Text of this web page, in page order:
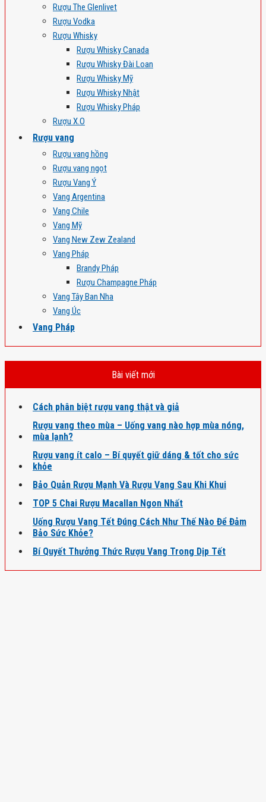
Rượu The Glenlivet
Rượu Vodka
Rượu Whisky
Rượu Whisky Canada
Rượu Whisky Đài Loan
Rượu Whisky Mỹ
Rượu Whisky Nhật
Rượu Whisky Pháp
Rượu X.O
Rượu vang
Rượu vang hồng
Rượu vang ngọt
Rượu Vang Ý
Vang Argentina
Vang Chile
Vang Mỹ
Vang New Zew Zealand
Vang Pháp
Brandy Pháp
Rượu Champagne Pháp
Vang Tây Ban Nha
Vang Úc
Vang Pháp
Bài viết mới
Cách phân biệt rượu vang thật và giả
Rượu vang theo mùa – Uống vang nào hợp mùa nóng,
mùa lạnh?
Rượu vang ít calo – Bí quyết giữ dáng & tốt cho sức
khỏe
Bảo Quản Rượu Mạnh Và Rượu Vang Sau Khi Khui
TOP 5 Chai Rượu Macallan Ngon Nhất
Uống Rượu Vang Tết Đúng Cách Như Thế Nào Để Đảm
Bảo Sức Khỏe?
Bí Quyết Thưởng Thức Rượu Vang Trong Dịp Tết